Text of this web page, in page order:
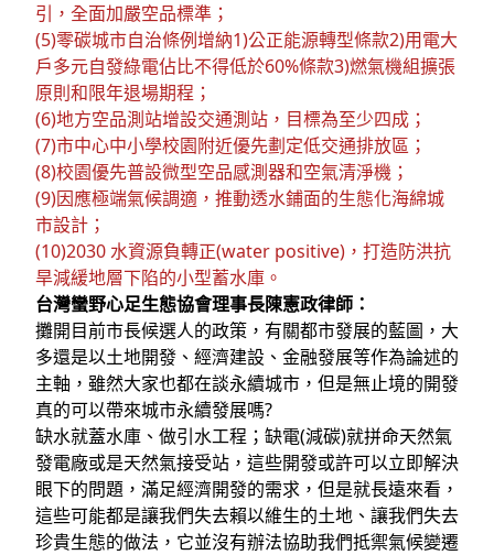
引，全面加嚴空品標準；
(5)零碳城市自治條例增納1)公正能源轉型條款2)用電大
戶多元自發綠電佔比不得低於60%條款3)燃氣機組擴張
原則和限年退場期程；
(6)地方空品測站增設交通測站，目標為至少四成；
(7)市中心中小學校園附近優先劃定低交通排放區；
(8)校園優先普設微型空品感測器和空氣清淨機；
(9)因應極端氣候調適，推動透水鋪面的生態化海綿城
市設計；
(10)2030 水資源負轉正(water positive)，打造防洪抗
旱減緩地層下陷的小型蓄水庫。
台灣蠻野心足生態協會理事長陳憲政律師：
攤開目前市長候選人的政策，有關都市發展的藍圖，大
多還是以土地開發、經濟建設、金融發展等作為論述的
主軸，雖然大家也都在談永續城市，但是無止境的開發
真的可以帶來城市永續發展嗎?
缺水就蓋水庫、做引水工程；缺電(減碳)就拼命天然氣
發電廠或是天然氣接受站，這些開發或許可以立即解決
眼下的問題，滿足經濟開發的需求，但是就長遠來看，
這些可能都是讓我們失去賴以維生的土地、讓我們失去
珍貴生態的做法，它並沒有辦法協助我們抵禦氣候變遷